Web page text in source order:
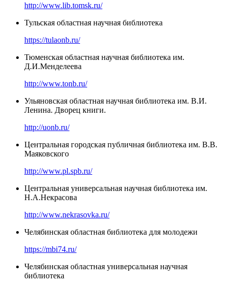
http://www.lib.tomsk.ru/
Тульская областная научная библиотека
https://tulaonb.ru/
Тюменская областная научная библиотека им.
Д.И.Менделеева
http://www.tonb.ru/
Ульяновская областная научная библиотека им. В.И.
Ленина. Дворец книги.
http://uonb.ru/
Центральная городская публичная библиотека им. В.В.
Маяковского
http://www.pl.spb.ru/
Центральная универсальная научная библиотека им.
Н.А.Некрасова
http://www.nekrasovka.ru/
Челябинская областная библиотека для молодежи
https://mbi74.ru/
Челябинская областная универсальная научная
библиотека